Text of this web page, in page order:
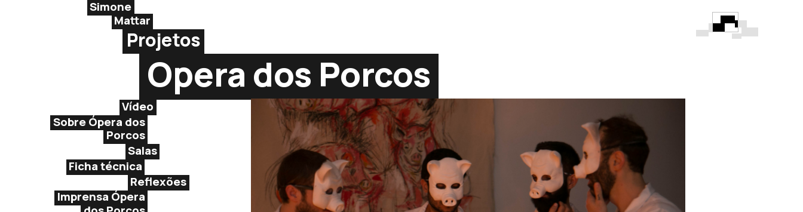
Simone
Mattar
Projetos
Opera dos Porcos
Vídeo
Sobre Ópera dos
Porcos
Salas
Ficha técnica
Reflexões
Imprensa Ópera